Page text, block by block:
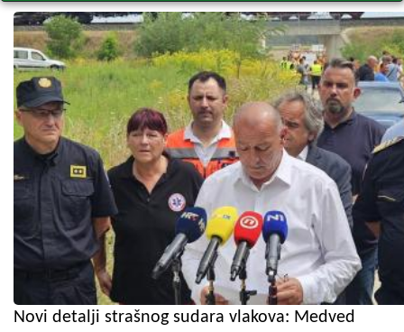
Novi detalji strašnog sudara vlakova: Medved